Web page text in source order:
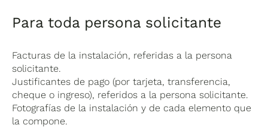
Para toda persona solicitante
Facturas de la instalación, referidas a la persona
solicitante.
Justificantes de pago (por tarjeta, transferencia,
cheque o ingreso), referidos a la persona solicitante.
Fotografías de la instalación y de cada elemento que
la compone.